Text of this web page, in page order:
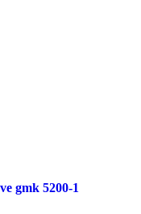
gmk 5200-1